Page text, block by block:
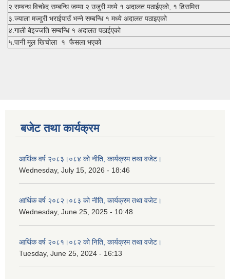
२.सम्बन्ध विच्छेद सम्बन्धि जम्मा २ उजुरी मध्ये १ अदालत पठाईएको, १ ढिसमिस
३.ज्याला मज्दुरी भराईपाउँ भन्ने सम्बन्धि १ मध्ये अदालत पठाइएको
४.गाली बेइज्जति सम्बन्धि १ अदालत पठाईएको
५.पानी मूल खिचोला १ फैसला भएको
बजेट तथा कार्यक्रम
आर्थिक वर्ष २०८३।०८४ को नीति, कार्यक्रम तथा वजेट।
Wednesday, July 15, 2026 - 18:46
आर्थिक वर्ष २०८२।०८३ को नीति, कार्यक्रम तथा वजेट।
Wednesday, June 25, 2025 - 10:48
आर्थिक वर्ष २०८१।०८२ को निति, कार्यक्रम तथा वजेट।
Tuesday, June 25, 2024 - 16:13